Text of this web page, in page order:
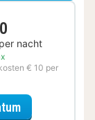
nacht
€ 10 per
voor Voordeel